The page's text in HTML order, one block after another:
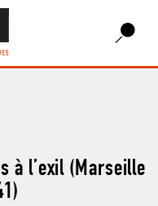
à l’exil (Marseille